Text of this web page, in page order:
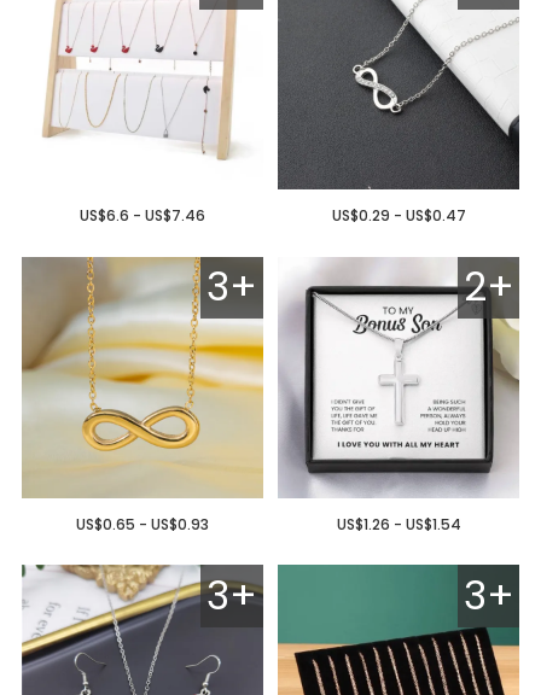
US$6.6 - US$7.46 US$0.29 - US$0.47
3+
US$0.65 - US$0.93
2+
US$1.26 - US$1.54
3+ 3+